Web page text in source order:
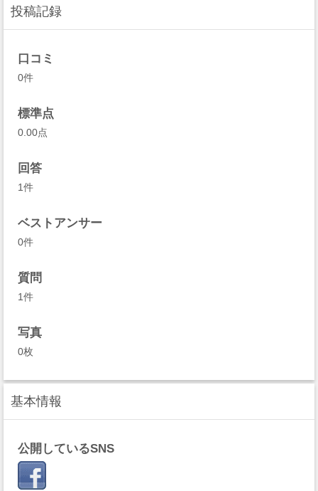
投稿記録
口コミ
0件
標準点
0.00点
回答
1件
ベストアンサー
0件
質問
1件
写真
0枚
基本情報
公開しているSNS